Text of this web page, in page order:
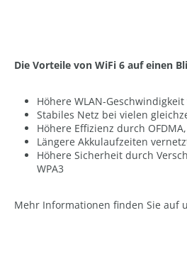
Die Vorteile von WiFi 6 auf einen
Höhere WLAN-
Stabiles Netz bei vielen
Höhere Effizienz durch
Längere Akkulaufzeiten
Höhere Sicherheit durch
WPA3
Mehr Informationen finden Sie auf